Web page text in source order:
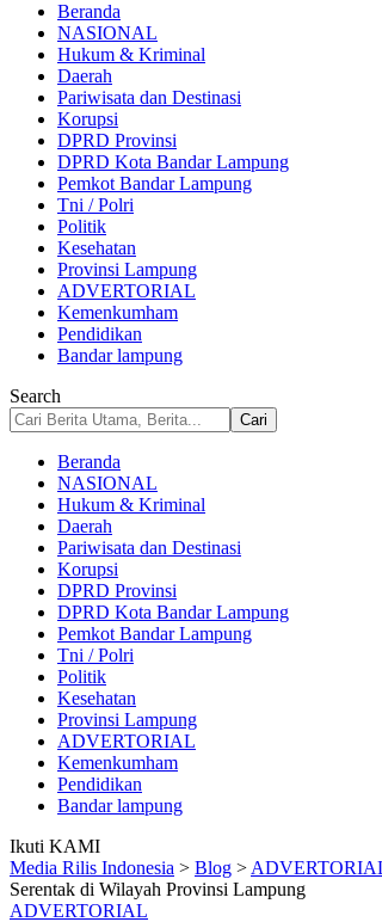
Beranda
NASIONAL
Hukum & Kriminal
Daerah
Pariwisata dan Destinasi
Korupsi
DPRD Provinsi
DPRD Kota Bandar Lampung
Pemkot Bandar Lampung
Tni / Polri
Politik
Kesehatan
Provinsi Lampung
ADVERTORIAL
Kemenkumham
Pendidikan
Bandar lampung
Search
Beranda
NASIONAL
Hukum & Kriminal
Daerah
Pariwisata dan Destinasi
Korupsi
DPRD Provinsi
DPRD Kota Bandar Lampung
Pemkot Bandar Lampung
Tni / Polri
Politik
Kesehatan
Provinsi Lampung
ADVERTORIAL
Kemenkumham
Pendidikan
Bandar lampung
Ikuti KAMI
Media Rilis Indonesia > Blog >
Serentak di Wilayah Provinsi Lampung
ADVERTORIAL